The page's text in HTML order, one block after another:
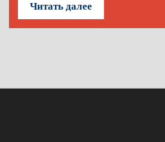
Читать далее